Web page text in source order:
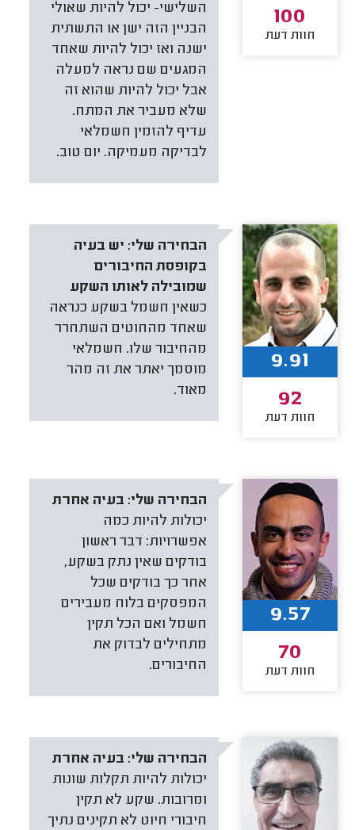
השלישי- יכול להיות שאולי
הבניין הזה ישן או התשתית
ישנה ואז יכול להיות שאחד
המגעים שם נראה למעלה
אבל יכול להיות שהוא זה
שלא מעביר את המתח.
עדיף להזמין חשמלאי
לבדיקה מעמיקה. יום טוב.
100
חוות דעת
הבחירה שלי: יש בעיה
בקופסת החיבורים
שמובילה לאותו השקע
כשאין חשמל בשקע כנראה
שאחד מהחוטים השתחרר
מהחיבור שלו. חשמלאי
מוסמך יאתר את זה מהר
מאוד.
9.91
92
חוות דעת
הבחירה שלי: בעיה אחרת
יכולות להיות כמה
אפשרויות: דבר ראשון
בודקים שאין נתק בשקע,
אחר כך בודקים שכל
המפסקים בלוח מעבירים
חשמל ואם הכל תקין
מתחילים לבדוק את
החיבורים.
9.57
70
חוות דעת
הבחירה שלי: בעיה אחרת
יכולות להיות תקלות שונות
ומרובות. שקע לא תקין
חיבורי חיוט לא תקינים נתיך